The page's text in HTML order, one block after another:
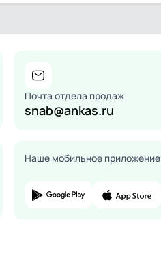
Почта отдела продаж
snab@ankas.ru
Наше мобильное приложение